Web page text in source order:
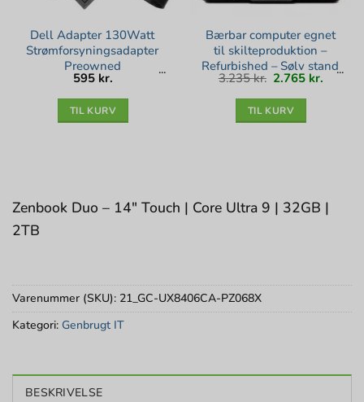
Dell Adapter 130Watt
Strømforsyningsadapter
Preowned
595 kr.
TIL KURV
Bærbar computer egnet
til skilteproduktion –
Refurbished – Sølv stand
3.235kr. Den
oprindelige
pris
2.765 kr. Den
TIL KURV
Zenbook Duo – 14″ Touch | Core Ultra 9 | 32GB |
2TB
Varenummer (SKU): 21_GC-UX8406CA-PZ068X
Kategori: Genbrugt IT
BESKRIVELSE